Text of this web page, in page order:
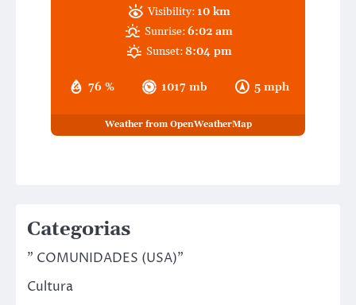
76 % 1017 mb 5 mph
Visibility: 10 km
Sunrise:6:02 am
Sunset:8:04 pm
Weather from OpenWeatherMap
Categorias
" COMUNIDADES (USA)"
Cultura